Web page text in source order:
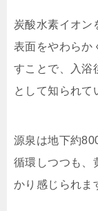
炭酸水素イオン
表面をやわらか
すことで、入浴
として知られて
源泉は地下約
循環しつつも、
かり感じられま